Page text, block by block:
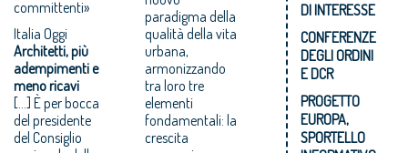
committenti»
Italia Oggi
Architetti, più
adempimenti e
meno ricavi
[…] È per bocca
del presidente
del Consiglio
paradigma della
qualità della vita
urbana,
armonizzando
tra loro tre
elementi
fondamentali: la
crescita
DI INTERESSE
CONFERENZE
DEGLI ORDINI
E DCR
PROGETTO
EUROPA,
SPORTELLO